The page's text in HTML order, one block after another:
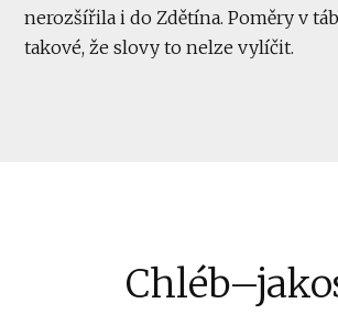
nerozšířila i do Zdětína. Poměry v
takové, že slovy to nelze vylíčit.